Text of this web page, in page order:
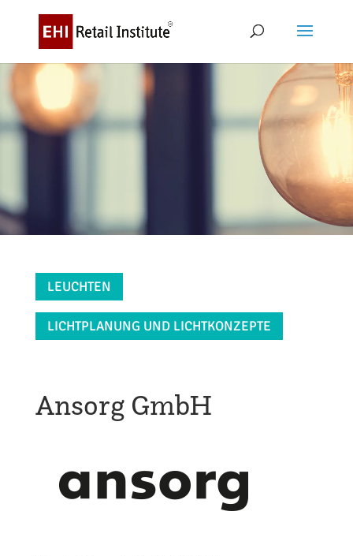
LEUCHTEN
LICHTPLANUNG UND LICHTKONZEPTE
Ansorg GmbH